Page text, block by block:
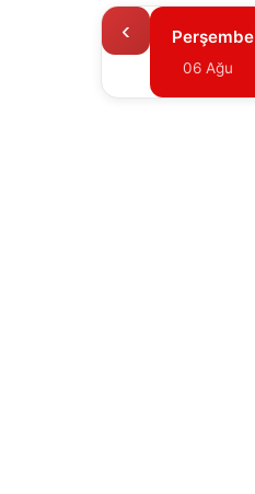
‹ Perşembe
06 Ağu